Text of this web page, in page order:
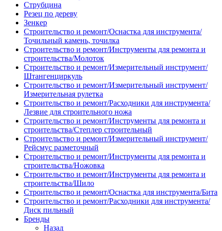
Струбцина
Резец по дереву
Зенкер
Строительство и ремонт/Оснастка для инструмента/
Точильный камень, точилка
Строительство и ремонт/Инструменты для ремонта и
строительства/Молоток
Строительство и ремонт/Измерительный инструмент/
Штангенциркуль
Строительство и ремонт/Измерительный инструмент/
Измерительная рулетка
Строительство и ремонт/Расходники для инструмента/
Лезвие для строительного ножа
Строительство и ремонт/Инструменты для ремонта и
строительства/Степлер строительный
Строительство и ремонт/Измерительный инструмент/
Рейсмус разметочный
Строительство и ремонт/Инструменты для ремонта и
строительства/Ножовка
Строительство и ремонт/Инструменты для ремонта и
строительства/Шило
Строительство и ремонт/Оснастка для инструмента/Бита
Строительство и ремонт/Расходники для инструмента/
Диск пильный
Бренды
Назад